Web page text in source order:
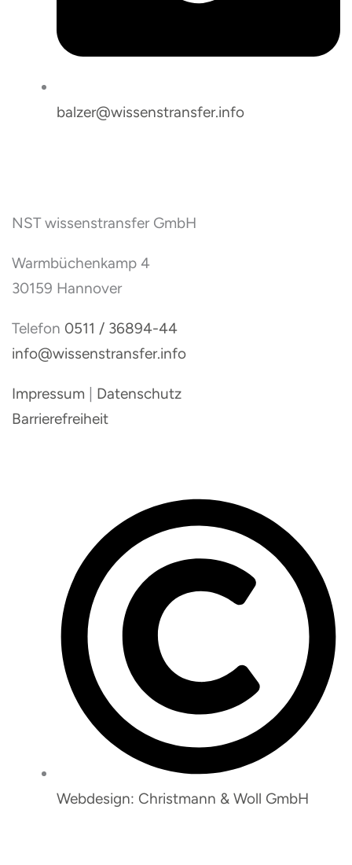
balzer@wissenstransfer.info
NST wissenstransfer GmbH
Warmbüchenkamp 4
30159 Hannover
Telefon 0511 / 36894-44
info@wissenstransfer.info
Impressum | Datenschutz
Barrierefreiheit
Webdesign: Christmann & Woll GmbH